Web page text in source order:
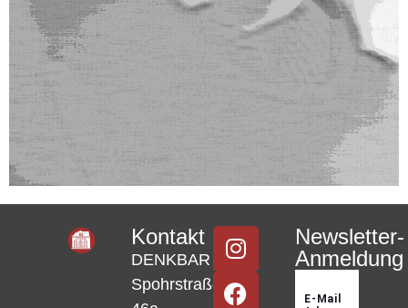
Kontakt
DENKBAR
Spohrstraße
Newsletter-
Anmeldung